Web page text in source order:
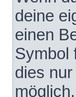
deine
einen
Symbol
dies